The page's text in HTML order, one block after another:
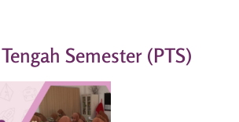
Semester (PTS)